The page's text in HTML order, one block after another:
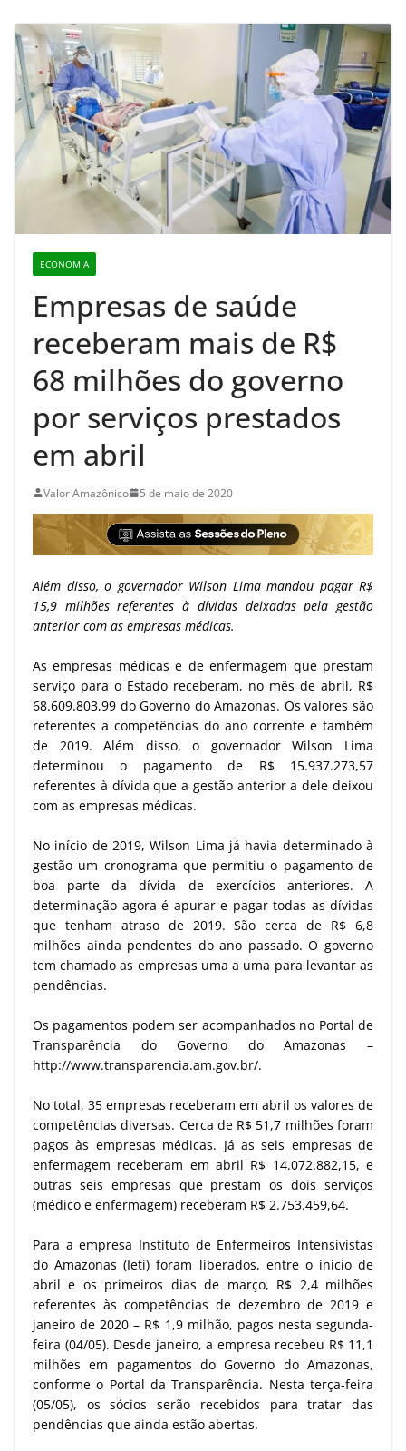
ECONOMIA
Empresas de saúde
receberam mais de R$
68 milhões do governo
por serviços prestados
em abril
Valor Amazônico 5 de maio de 2020
Além disso, o governador Wilson Lima mandou pagar R$
15,9 milhões referentes à dívidas deixadas pela gestão
anterior com as empresas médicas.
As empresas médicas e de enfermagem que prestam
serviço para o Estado receberam, no mês de abril, R$
68.609.803,99 do Governo do Amazonas. Os valores são
referentes a competências do ano corrente e também
de 2019. Além disso, o governador Wilson Lima
determinou o pagamento de R$ 15.937.273,57
referentes à dívida que a gestão anterior a dele deixou
com as empresas médicas.
No início de 2019, Wilson Lima já havia determinado à
gestão um cronograma que permitiu o pagamento de
boa parte da dívida de exercícios anteriores. A
determinação agora é apurar e pagar todas as dívidas
que tenham atraso de 2019. São cerca de R$ 6,8
milhões ainda pendentes do ano passado. O governo
tem chamado as empresas uma a uma para levantar as
pendências.
Os pagamentos podem ser acompanhados no Portal de
Transparência do Governo do Amazonas –
http://www.transparencia.am.gov.br/.
No total, 35 empresas receberam em abril os valores de
competências diversas. Cerca de R$ 51,7 milhões foram
pagos às empresas médicas. Já as seis empresas de
enfermagem receberam em abril R$ 14.072.882,15, e
outras seis empresas que prestam os dois serviços
(médico e enfermagem) receberam R$ 2.753.459,64.
Para a empresa Instituto de Enfermeiros Intensivistas
do Amazonas (Ieti) foram liberados, entre o início de
abril e os primeiros dias de março, R$ 2,4 milhões
referentes às competências de dezembro de 2019 e
janeiro de 2020 – R$ 1,9 milhão, pagos nesta segunda-
feira (04/05). Desde janeiro, a empresa recebeu R$ 11,1
milhões em pagamentos do Governo do Amazonas,
conforme o Portal da Transparência. Nesta terça-feira
(05/05), os sócios serão recebidos para tratar das
pendências que ainda estão abertas.